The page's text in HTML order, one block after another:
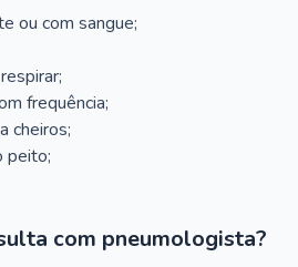
ou com sangue;
frequência;
cheiros;
peito;
com pneumologista?